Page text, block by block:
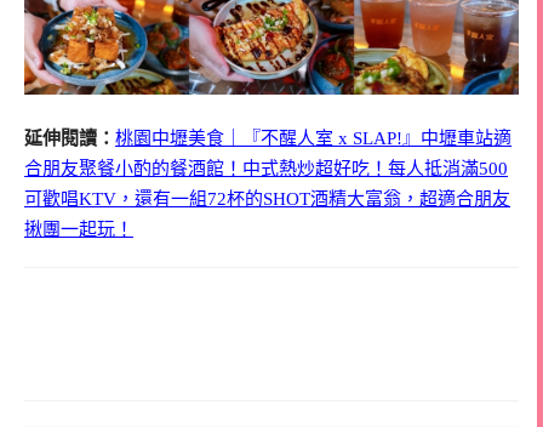
延伸閱讀： 桃園中壢美食｜『不醒人室 x SLAP!』中壢車站適
合朋友聚餐小酌的餐酒館！中式熱炒超好吃！每人抵消滿500
可歡唱KTV，還有一組72杯的SHOT酒精大富翁，超適合朋友
揪團一起玩！